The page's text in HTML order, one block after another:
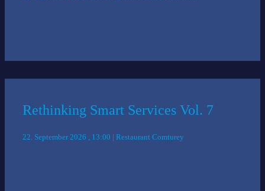
Rethinking Smart Services Vol. 7
22. September 2026 , 13:00 | Restaurant Comturey